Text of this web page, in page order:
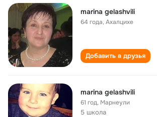
marina gelashvili
64 года,Ахалцихе
Добавить в друзья
marina gelashvili
61 год, Марнеули
5 школа